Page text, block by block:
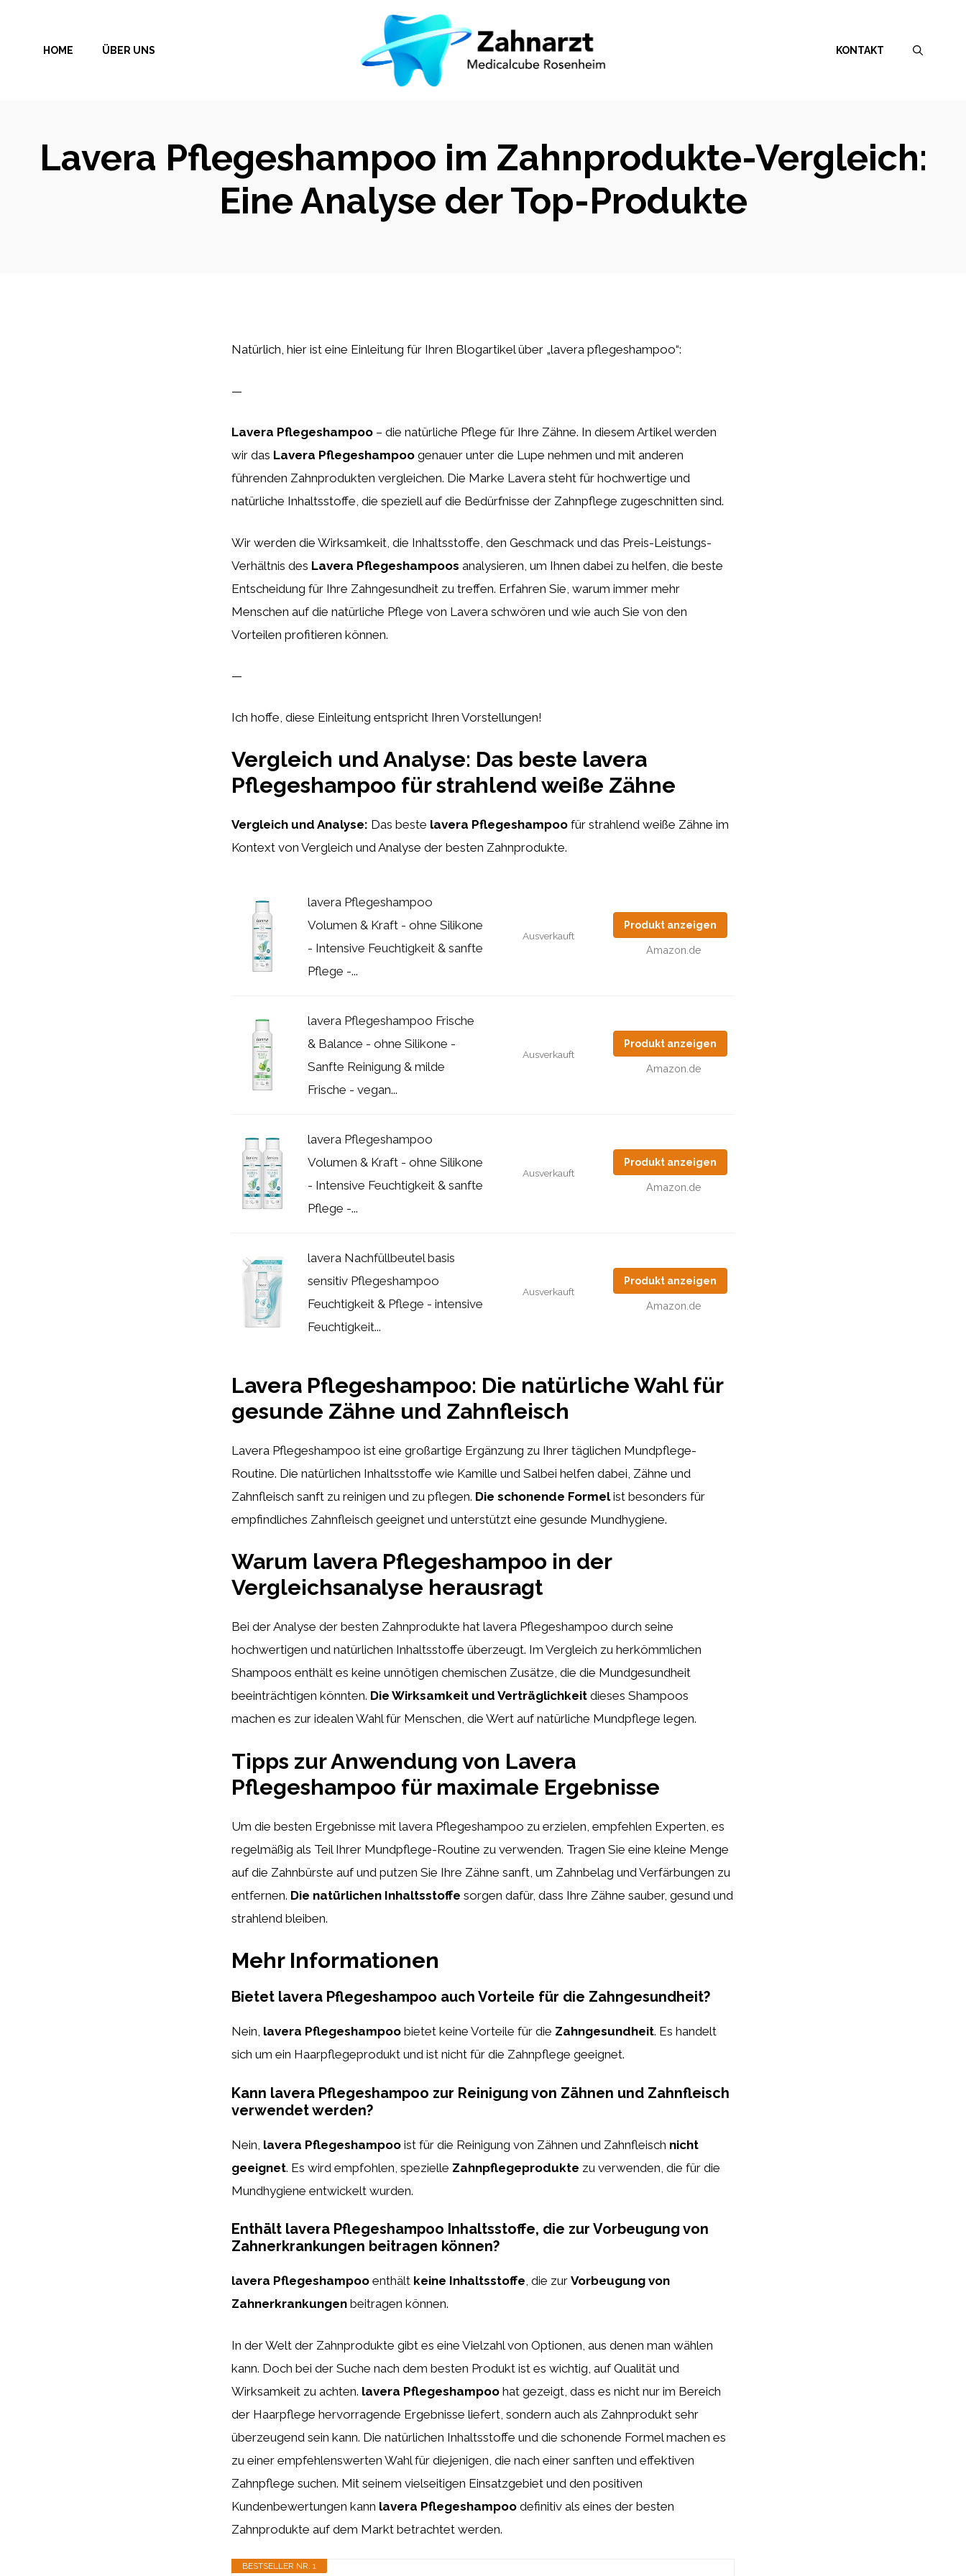
springenHOME ÜBER UNS KONTAKT
Lavera Pflegeshampoo im Zahnprodukte-Vergleich:
Eine Analyse der Top-Produkte
Natürlich, hier ist eine Einleitung für Ihren Blogartikel über „lavera pflegeshampoo“:
—
Lavera Pflegeshampoo – die natürliche Pflege für Ihre Zähne. In diesem Artikel werden
wir das Lavera Pflegeshampoo genauer unter die Lupe nehmen und mit anderen
führenden Zahnprodukten vergleichen. Die Marke Lavera steht für hochwertige und
natürliche Inhaltsstoffe, die speziell auf die Bedürfnisse der Zahnpflege zugeschnitten sind.
Wir werden die Wirksamkeit, die Inhaltsstoffe, den Geschmack und das Preis-Leistungs-
Verhältnis des Lavera Pflegeshampoos analysieren, um Ihnen dabei zu helfen, die beste
Entscheidung für Ihre Zahngesundheit zu treffen. Erfahren Sie, warum immer mehr
Menschen auf die natürliche Pflege von Lavera schwören und wie auch Sie von den
Vorteilen profitieren können.
—
Ich hoffe, diese Einleitung entspricht Ihren Vorstellungen!
Vergleich und Analyse: Das beste lavera
Pflegeshampoo für strahlend weiße Zähne
Vergleich und Analyse: Das beste lavera Pflegeshampoo für strahlend weiße Zähne im
Kontext von Vergleich und Analyse der besten Zahnprodukte.
lavera Pflegeshampoo
Volumen & Kraft - ohne Silikone
- Intensive Feuchtigkeit & sanfte
Pflege -...
Ausverkauft
Produkt anzeigen
Amazon.de
lavera Pflegeshampoo Frische
& Balance - ohne Silikone -
Sanfte Reinigung & milde
Frische - vegan...
Ausverkauft
Produkt anzeigen
Amazon.de
lavera Pflegeshampoo
Volumen & Kraft - ohne Silikone
- Intensive Feuchtigkeit & sanfte
Pflege -...
Ausverkauft
Produkt anzeigen
Amazon.de
lavera Nachfüllbeutel basis
sensitiv Pflegeshampoo
Feuchtigkeit & Pflege - intensive
Feuchtigkeit...
Ausverkauft
Produkt anzeigen
Amazon.de
Lavera Pflegeshampoo: Die natürliche Wahl für
gesunde Zähne und Zahnfleisch
Lavera Pflegeshampoo ist eine großartige Ergänzung zu Ihrer täglichen Mundpflege-
Routine. Die natürlichen Inhaltsstoffe wie Kamille und Salbei helfen dabei, Zähne und
Zahnfleisch sanft zu reinigen und zu pflegen. Die schonende Formelist besonders für
empfindliches Zahnfleisch geeignet und unterstützt eine gesunde Mundhygiene.
Warum lavera Pflegeshampoo in der
Vergleichsanalyse herausragt
Bei der Analyse der besten Zahnprodukte hat lavera Pflegeshampoo durch seine
hochwertigen und natürlichen Inhaltsstoffe überzeugt. Im Vergleich zu herkömmlichen
Shampoos enthält es keine unnötigen chemischen Zusätze, die die Mundgesundheit
beeinträchtigen könnten. Die Wirksamkeit und Verträglichkeit dieses Shampoos
machen es zur idealen Wahl für Menschen, die Wert auf natürliche Mundpflege legen.
Tipps zur Anwendung von Lavera
Pflegeshampoo für maximale Ergebnisse
Um die besten Ergebnisse mit lavera Pflegeshampoo zu erzielen, empfehlen Experten, es
regelmäßig als Teil Ihrer Mundpflege-Routine zu verwenden. Tragen Sie eine kleine Menge
auf die Zahnbürste auf und putzen Sie Ihre Zähne sanft, um Zahnbelag und Verfärbungen zu
entfernen. Die natürlichen Inhaltsstoffe sorgen dafür, dass Ihre Zähne sauber, gesund und
strahlend bleiben.
Mehr Informationen
Bietet lavera Pflegeshampoo auch Vorteile für die Zahngesundheit?
Nein, lavera Pflegeshampoo bietet keine Vorteile für die Zahngesundheit. Es handelt
sich um ein Haarpflegeprodukt und ist nicht für die Zahnpflege geeignet.
Kann lavera Pflegeshampoo zur Reinigung von Zähnen und Zahnfleisch
verwendet werden?
Nein, lavera Pflegeshampoo ist für die Reinigung von Zähnen und Zahnfleisch nicht
geeignet. Es wird empfohlen, spezielle Zahnpflegeprodukte zu verwenden, die für die
Mundhygiene entwickelt wurden.
Enthält lavera Pflegeshampoo Inhaltsstoffe, die zur Vorbeugung von
Zahnerkrankungen beitragen können?
lavera Pflegeshampoo enthält keine Inhaltsstoffe, die zur Vorbeugung von
Zahnerkrankungen beitragen können.
In der Welt der Zahnprodukte gibt es eine Vielzahl von Optionen, aus denen man wählen
kann. Doch bei der Suche nach dem besten Produkt ist es wichtig, auf Qualität und
Wirksamkeit zu achten. lavera Pflegeshampoo hat gezeigt, dass es nicht nur im Bereich
der Haarpflege hervorragende Ergebnisse liefert, sondern auch als Zahnprodukt sehr
überzeugend sein kann. Die natürlichen Inhaltsstoffe und die schonende Formel machen es
zu einer empfehlenswerten Wahl für diejenigen, die nach einer sanften und effektiven
Zahnpflege suchen. Mit seinem vielseitigen Einsatzgebiet und den positiven
Kundenbewertungen kann lavera Pflegeshampoo definitiv als eines der besten
Zahnprodukte auf dem Markt betrachtet werden.
BESTSELLER NR. 1